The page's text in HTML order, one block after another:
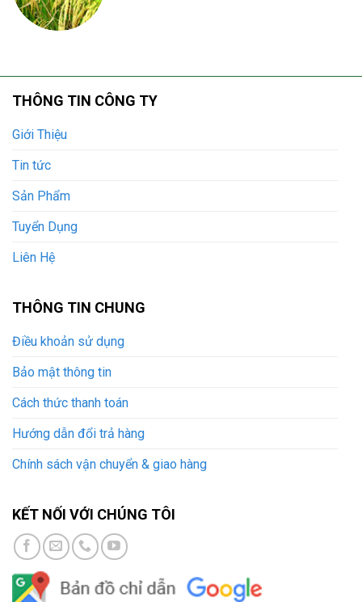
THÔNG TIN CÔNG TY
Giới Thiệu
Tin tức
Sản Phẩm
Tuyển Dụng
Liên Hệ
THÔNG TIN CHUNG
Điều khoản sử dụng
Bảo mật thông tin
Cách thức thanh toán
Hướng dẫn đổi trả hàng
Chính sách vận chuyển & giao hàng
KẾT NỐI VỚI CHÚNG TÔI